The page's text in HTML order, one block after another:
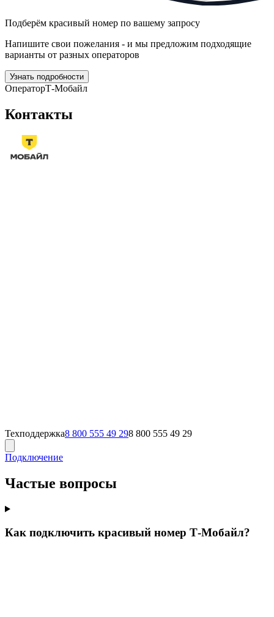
Подберём красивый номер по вашему запросу
Напишите свои пожелания - и мы предложим подходящие
варианты от разных операторов
Узнать подробности
ОператорТ-Мобайл
Контакты
Техподдержка8 800 555 49 298 800 555 49 29
Подключение
Частые вопросы
Как подключить красивый номер Т‑Мобайл?